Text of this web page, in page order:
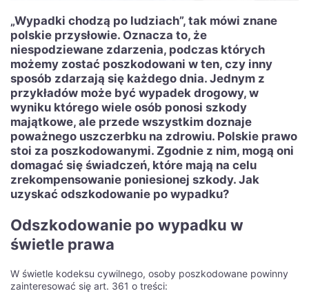
„Wypadki chodzą po ludziach”, tak mówi znane
polskie przysłowie. Oznacza to, że
niespodziewane zdarzenia, podczas których
możemy zostać poszkodowani w ten, czy inny
sposób zdarzają się każdego dnia. Jednym z
przykładów może być wypadek drogowy, w
wyniku którego wiele osób ponosi szkody
majątkowe, ale przede wszystkim doznaje
poważnego uszczerbku na zdrowiu. Polskie prawo
stoi za poszkodowanymi. Zgodnie z nim, mogą oni
domagać się świadczeń, które mają na celu
zrekompensowanie poniesionej szkody. Jak
uzyskać odszkodowanie po wypadku?
Odszkodowanie po wypadku w
świetle prawa
W świetle kodeksu cywilnego, osoby poszkodowane powinny
zainteresować się art. 361 o treści: